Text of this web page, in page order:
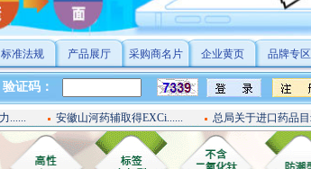
标准法规 产品展厅 采购商名片 企业黄页 品牌专区
安徽山河药辅取得EXCi...... 总局关于进口药品目录中药......